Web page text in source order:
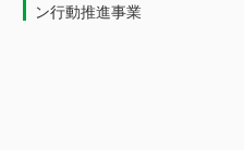
ン行動推進事業